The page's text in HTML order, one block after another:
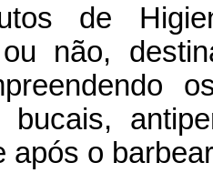
de
ou não,
bucais,
após o